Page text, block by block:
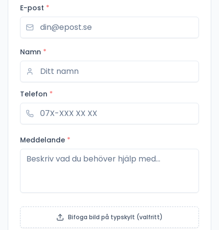
E-post *
Namn *
Telefon *
Meddelande *
Bifoga bild på typskylt (valfritt)